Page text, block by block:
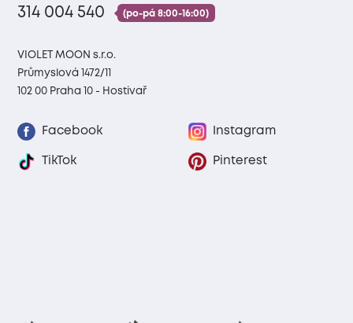
314 004 540
(po-pá 8:00-16:00)
VIOLET MOON s.r.o.
Průmyslová 1472/11
102 00 Praha 10 - Hostivař
Facebook Instagram
TikTok Pinterest